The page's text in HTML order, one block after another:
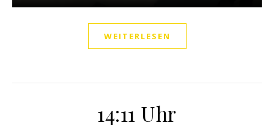
WEITERLESEN
14:11 Uhr